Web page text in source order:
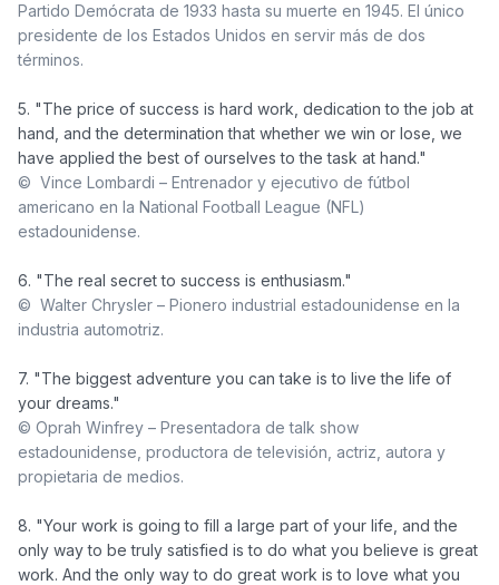
Partido Demócrata de 1933 hasta su muerte en 1945. El único
presidente de los Estados Unidos en servir más de dos
términos.
5. "The price of success is hard work, dedication to the job at
hand, and the determination that whether we win or lose, we
©  Vince Lombardi – Entrenador y ejecutivo de fútbol
americano en la National Football League (NFL)
estadounidense.
©  Walter Chrysler – Pionero industrial estadounidense en la
industria automotriz.
7. "The biggest adventure you can take is to live the life of
© Oprah Winfrey – Presentadora de talk show
estadounidense, productora de televisión, actriz, autora y
propietaria de medios.
8. "Your work is going to fill a large part of your life, and the
only way to be truly satisfied is to do what you believe is great
work. And the only way to do great work is to love what you